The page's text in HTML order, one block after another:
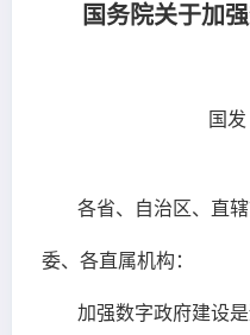
国务院关于加
国
各省、自治区、直
委、各直属机构：
加强数字政府建设